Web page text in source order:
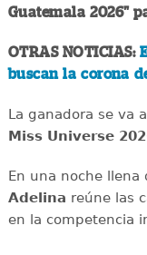
Guatemala 2026"
OTRAS NOTICIAS:
buscan la corona
La ganadora se va a
Miss Universe
En una noche
Adelina reúne las
en la competencia